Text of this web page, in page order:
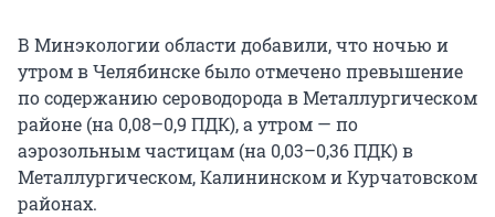
В Минэкологии области добавили, что ночью и
утром в Челябинске было отмечено превышение
по содержанию сероводорода в Металлургическом
районе (на 0,08–0,9 ПДК), а утром — по
аэрозольным частицам (на 0,03–0,36 ПДК) в
Металлургическом, Калининском и Курчатовском
районах.